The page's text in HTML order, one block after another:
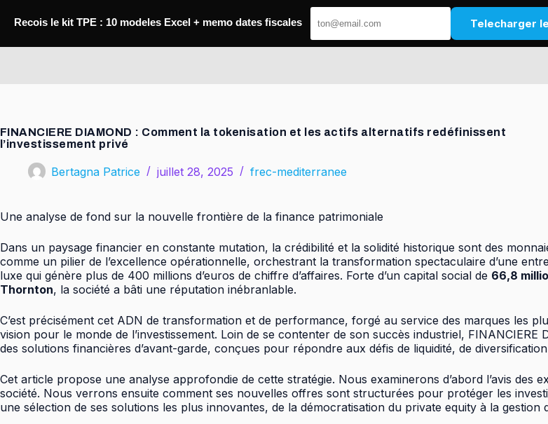
FINANCIERE DIAMOND : Comment la tokenisation et les actifs alternatifs redéfinissent
l’investissement privé
Bertagna Patrice juillet 28, 2025 frec-mediterranee
Une analyse de fond sur la nouvelle frontière de la finance patrimoniale
Dans un paysage financier en constante mutation, la crédibilité et la solidité historique sont des
comme un pilier de l’excellence opérationnelle, orchestrant la transformation spectaculaire d’une
luxe qui génère plus de 400 millions d’euros de chiffre d’affaires. Forte d’un capital social de 66,8
Thornton, la société a bâti une réputation inébranlable.
C’est précisément cet ADN de transformation et de performance, forgé au service des marques les
vision pour le monde de l’investissement. Loin de se contenter de son succès industriel,
des solutions financières d’avant-garde, conçues pour répondre aux défis de liquidité, de
Cet article propose une analyse approfondie de cette stratégie. Nous examinerons d’abord l’avis
société. Nous verrons ensuite comment ses nouvelles offres sont structurées pour protéger les
une sélection de ses solutions les plus innovantes, de la démocratisation du private equity à la gestion
Recois le kit TPE : 10 modeles Excel + memo dates fiscales Telecharger